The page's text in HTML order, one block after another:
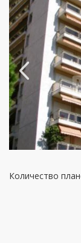
Количество